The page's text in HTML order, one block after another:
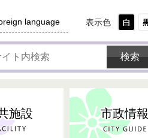
language 表示色
施設 市政情報